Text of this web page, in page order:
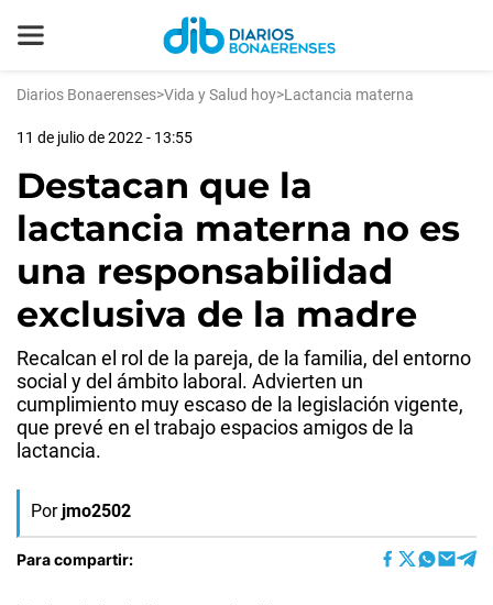
Diarios Bonaerenses>Vida y Salud hoy>Lactancia materna
11 de julio de 2022 - 13:55
Destacan que la
lactancia materna no es
una responsabilidad
exclusiva de la madre
Recalcan el rol de la pareja, de la familia, del entorno
social y del ámbito laboral. Advierten un
cumplimiento muy escaso de la legislación vigente,
que prevé en el trabajo espacios amigos de la
lactancia.
Por jmo2502
Para compartir: